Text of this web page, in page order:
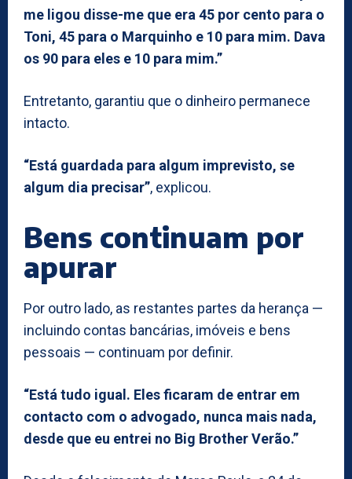
me ligou disse-me que era 45 por cento para o
Toni, 45 para o Marquinho e 10 para mim. Dava
os 90 para eles e 10 para mim.”
Entretanto, garantiu que o dinheiro permanece
intacto.
“Está guardada para algum imprevisto, se
algum dia precisar”, explicou.
Bens continuam por
apurar
Por outro lado, as restantes partes da herança —
incluindo contas bancárias, imóveis e bens
pessoais — continuam por definir.
“Está tudo igual. Eles ficaram de entrar em
contacto com o advogado, nunca mais nada,
desde que eu entrei no Big Brother Verão.”